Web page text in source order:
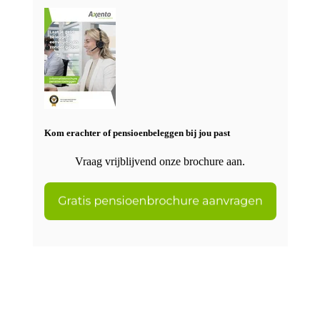
Kom erachter of pensioenbeleggen bij jou past
Vraag vrijblijvend onze brochure aan.